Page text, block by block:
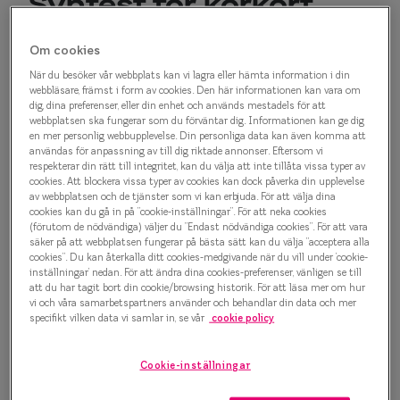
Taberg
Efva
Oscar
Syntest för körkort
syntest då den innehåller färre moment än en
ordinarie synundersökning, ger dig det synintyg du
behöver för ditt körkortstillstånd.
Hur skaffar jag ett
synintyg för körkort hos
Smarteyes?
Vi på Smarteyes hjälper dig att skaffa det synintyg du
behöver innan du kan börja övningsköra. Syntestet
Om cookies
När du besöker vår webbplats kan vi lagra eller hämta information i din
webbläsare, främst i form av cookies. Den här informationen kan vara om
dig, dina preferenser, eller din enhet och används mestadels för att
webbplatsen ska fungerar som du förväntar dig. Informationen kan ge dig
en mer personlig webbupplevelse. Din personliga data kan även komma att
användas för anpassning av till dig riktade annonser. Eftersom vi
respekterar din rätt till integritet, kan du välja att inte tillåta vissa typer av
cookies. Att blockera vissa typer av cookies kan dock påverka din upplevelse
av webbplatsen och de tjänster som vi kan erbjuda. För att välja dina
cookies kan du gå in på ”cookie-inställningar”. För att neka cookies
(förutom de nödvändiga) väljer du ”Endast nödvändiga cookies”. För att vara
säker på att webbplatsen fungerar på bästa sätt kan du välja ”acceptera alla
cookies”. Du kan återkalla ditt cookies-medgivande när du vill under ’cookie-
inställningar’ nedan. För att ändra dina cookies-preferenser, vänligen se till
att du har tagit bort din cookie/browsing historik. För att läsa mer om hur
vi och våra samarbetspartners använder och behandlar din data och mer
specifikt vilken data vi samlar in, se vår cookie policy
Cookie-inställningar